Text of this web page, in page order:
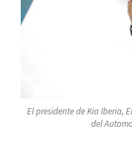
El presidente de Kia Iberia,
del